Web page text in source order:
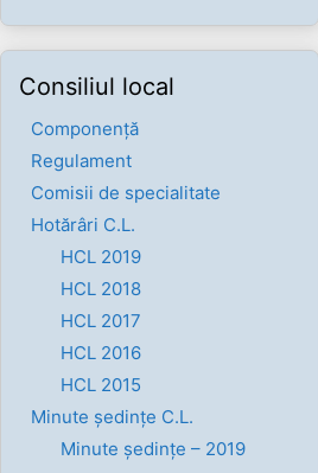
Consiliul local
Componenţă
Regulament
Comisii de specialitate
Hotărâri C.L.
HCL 2019
HCL 2018
HCL 2017
HCL 2016
HCL 2015
Minute ședințe C.L.
Minute ședințe – 2019